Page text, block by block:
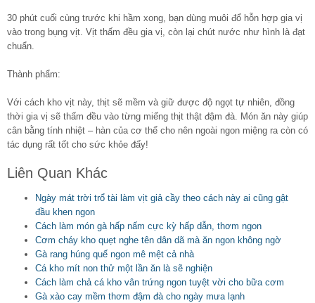
30 phút cuối cùng trước khi hầm xong, bạn dùng muôi đổ hỗn hợp gia vị
vào trong bụng vịt. Vịt thấm đều gia vị, còn lại chút nước như hình là đạt
chuẩn.
Thành phẩm:
Với cách kho vịt này, thịt sẽ mềm và giữ được độ ngọt tự nhiên, đồng
thời gia vị sẽ thấm đều vào từng miếng thịt thật đậm đà. Món ăn này giúp
cân bằng tính nhiệt – hàn của cơ thể cho nên ngoài ngon miệng ra còn có
tác dụng rất tốt cho sức khỏe đấy!
Liên Quan Khác
Ngày mát trời trổ tài làm vịt giả cầy theo cách này ai cũng gật
đầu khen ngon
Cách làm món gà hấp nấm cực kỳ hấp dẫn, thơm ngon
Cơm cháy kho quẹt nghe tên dân dã mà ăn ngon không ngờ
Gà rang húng quế ngon mê mệt cả nhà
Cá kho mít non thử một lần ăn là sẽ nghiện
Cách làm chả cá kho vân trứng ngon tuyệt vời cho bữa cơm
Gà xào cay mềm thơm đậm đà cho ngày mưa lạnh